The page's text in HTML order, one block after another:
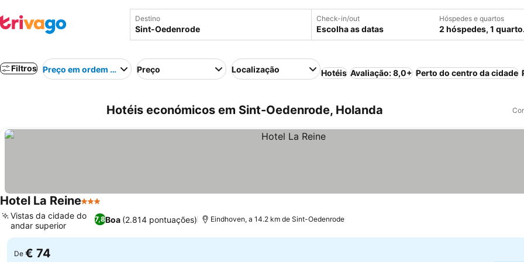
Destino Check-in/out
Escolha as datas
Hóspedes e quartos
2 hóspedes, 1 quarto.
Filtros Preço em ordem crescentePreço Localização Hotéis Avaliação: 8,0+ Perto do centro da cidade
Hotéis económicos em Sint-Oedenrode, Holanda
Hotel La Reine3 Estrelas
7,8Boa (2.814 pontuações)
Vistas da cidade do
andar superior
Eindhoven, a 14.2 km de Sint-Oedenrode
De € 74